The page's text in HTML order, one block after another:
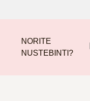
NORITE
NUSTEBINTI?